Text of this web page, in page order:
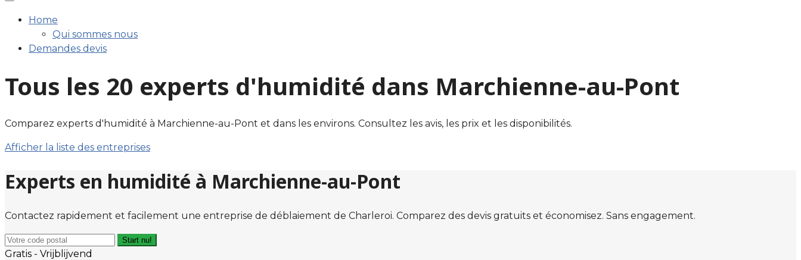
Home
Qui sommes nous
Demandes devis
Tous les 20 experts d'humidité dans Marchienne-au-Pont
Comparez experts d'humidité à Marchienne-au-Pont et dans les environs. Consultez les avis, les prix et les disponibilités.
Afficher la liste des entreprises
Experts en humidité à Marchienne-au-Pont
Contactez rapidement et facilement une entreprise de déblaiement de Charleroi. Comparez des devis gratuits et économisez. Sans engagement.
Start nu!
Gratis - Vrijblijvend